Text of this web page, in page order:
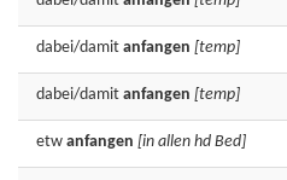
dabei/damit anfangen [temp]
dabei/damit anfangen [temp]
etw anfangen [in allen hd Bed]